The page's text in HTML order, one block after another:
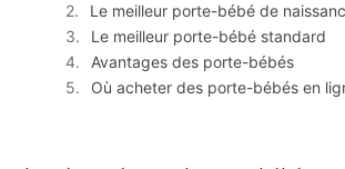
Le meilleur porte-bébé de
Le meilleur porte-bébé standard
Avantages des porte-bébés
Où acheter des porte-bébés en